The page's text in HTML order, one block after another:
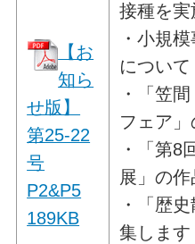
【お
知ら
せ版】
第25-22
号
P2&P5
189KB
接種を
・小規
について
・「笠
フェア
・「第8
展」の
・「歴
集します